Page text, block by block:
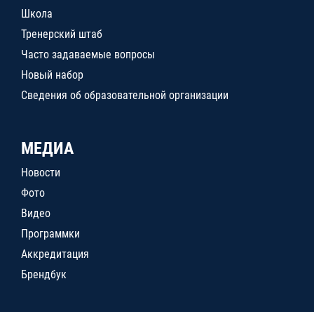
Школа
Тренерский штаб
Часто задаваемые вопросы
Новый набор
Сведения об образовательной организации
МЕДИА
Новости
Фото
Видео
Программки
Аккредитация
Брендбук